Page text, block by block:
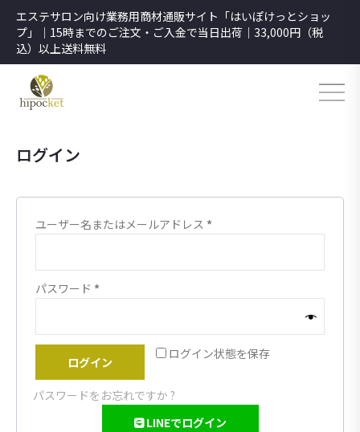
エステサロン向け業務用商材通販サイト「はいぽけっとショッ
プ」｜15時までのご注文・ご入金で当日出荷｜33,000円（税
込）以上送料無料
ログイン
ユーザー名またはメールアドレス *
パスワード *
ログイン状態を保存
ログイン
パスワードをお忘れですか ?
LINEでログイン